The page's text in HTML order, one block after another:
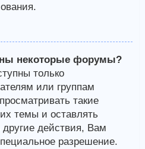
некоторые форумы?
только
или группам
такие
темы и оставлять
действия, Вам
разрешение.